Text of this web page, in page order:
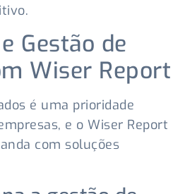
Gestão de
Wiser Report
é uma prioridade
e o Wiser Report
com soluções